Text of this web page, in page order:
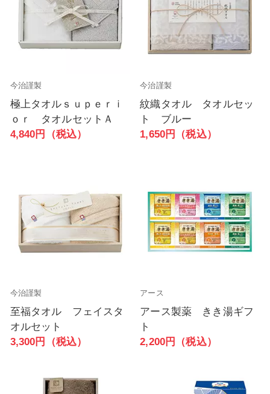
今治謹製
極上タオルｓｕｐｅｒｉ
ｏｒ タオルセットＡ
4,840円（税込）
今治謹製
紋織タオル タオルセッ
ト ブルー
1,650円（税込）
今治謹製
至福タオル フェイスタ
オルセット
3,300円（税込）
アース
アース製薬 きき湯ギフ
ト
2,200円（税込）